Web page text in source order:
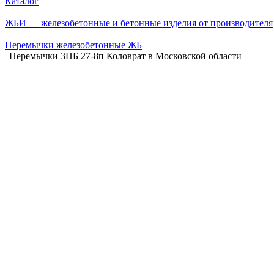
ЖБИ — железобетонные и бетонные изделия от производителя
Перемычки железобетонные ЖБ
Перемычки 3ПБ 27-8п Коловрат в Московской области